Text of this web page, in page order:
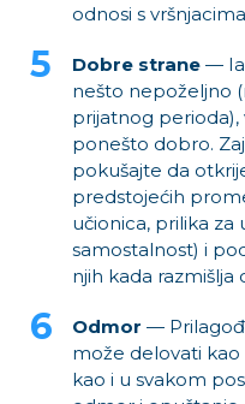
odnosi s
Dobre strane —
nešto nepoželjno
prijatnog perioda),
ponešto dobro.
pokušajte da
predstojećih
učionica, prilika za
samostalnost) i
njih kada
Odmor —
može delovati
kao i u svakom